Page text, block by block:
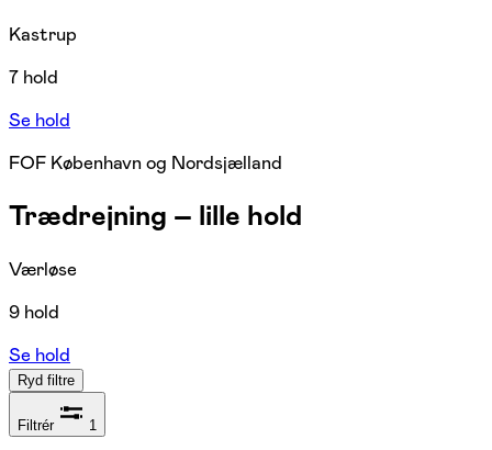
Kastrup
7 hold
Se hold
FOF København og Nordsjælland
Trædrejning – lille hold
Værløse
9 hold
Se hold
Ryd filtre
Filtrér 1